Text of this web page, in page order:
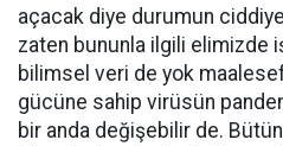
açacak diye durumun
zaten bununla ilgili elimizde
bilimsel veri de yok
gücüne sahip virüsün
bir anda değişebilir de.